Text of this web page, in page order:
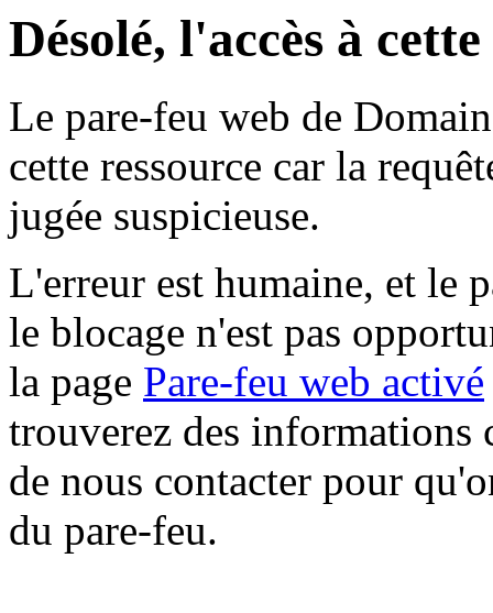
Désolé, l'accès à
Le pare-feu web de
cette ressource car la
jugée suspicieuse.
L'erreur est humaine, et le
le blocage n'est pas
la page Pare-feu web activé
trouverez des informations
de nous contacter pour
du pare-feu.